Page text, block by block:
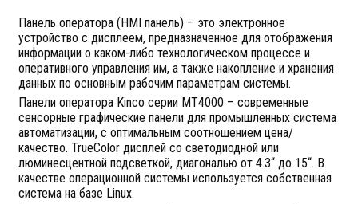
Панель оператора (HMI панель) – это электронное
устройство с дисплеем, предназначенное для отображения
информации о каком-либо технологическом процессе и
оперативного управления им, а также накопление и хранения
данных по основным рабочим параметрам системы.
Панели оператора Kinco серии MT4000 – современные
сенсорные графические панели для промышленных система
автоматизации, с оптимальным соотношением цена/
качество. TrueColor дисплей со светодиодной или
люминесцентной подсветкой, диагональю от 4.3“ до 15“. В
качестве операционной системы используется собственная
система на базе Linux.